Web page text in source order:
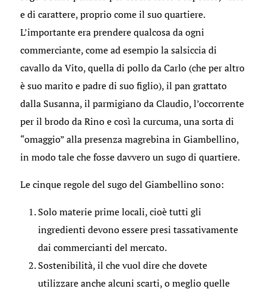
e di carattere, proprio come il suo quartiere.
L’importante era prendere qualcosa da ogni
commerciante, come ad esempio la salsiccia di
cavallo da Vito, quella di pollo da Carlo (che per altro
è suo marito e padre di suo figlio), il pan grattato
dalla Susanna, il parmigiano da Claudio, l’occorrente
per il brodo da Rino e così la curcuma, una sorta di
“omaggio” alla presenza magrebina in Giambellino,
in modo tale che fosse davvero un sugo di quartiere.
Le cinque regole del sugo del Giambellino sono:
Solo materie prime locali, cioè tutti gli
ingredienti devono essere presi tassativamente
dai commercianti del mercato.
Sostenibilità, il che vuol dire che dovete
utilizzare anche alcuni scarti, o meglio quelle